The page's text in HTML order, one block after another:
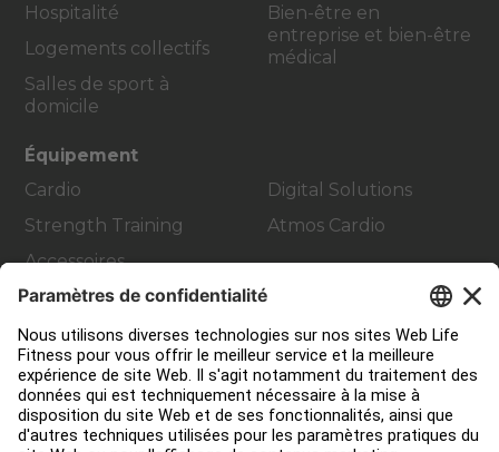
Hospitalité
Logements collectifs
Salles de sport à
domicile
Bien-être en
entreprise et bien-être
médical
Équipement
Cardio
Strength Training
Accessoires
Digital Solutions
Atmos Cardio
Contact Service
Aménagement de club
Centre de services
Centre d’éducation